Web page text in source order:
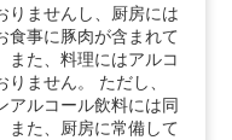
りませんし、厨房には
食事に豚肉が含まれて
また、料理にはアルコ
ません。 ただし、
アルコール飲料には同
また、厨房に常備して